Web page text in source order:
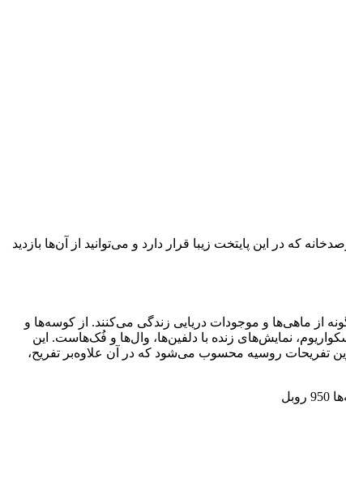
که در این پایتخت زیبا قرار دارد و می‌توانید از آن‌ها بازدید
آکواریوم‌های دنیا را که جزو تفریحات روسیه محسوب می‌شود، به شما معرفی می‌کنیم. در مسکواریوم بیش از 12 هزار گونه از ماهی‌ها و موجودات دریایی زندگی می‌کنند. از کوسه‌ها و
نمایش‌های زنده با دلفین‌ها، وال‌ها و فُک‌هاست. این
تفریحات روسیه محسوب می‌شود که در آن علاوه‌بر تفریح،